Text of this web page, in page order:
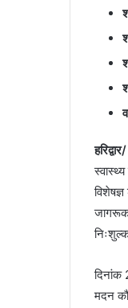
दिनांक
मदन